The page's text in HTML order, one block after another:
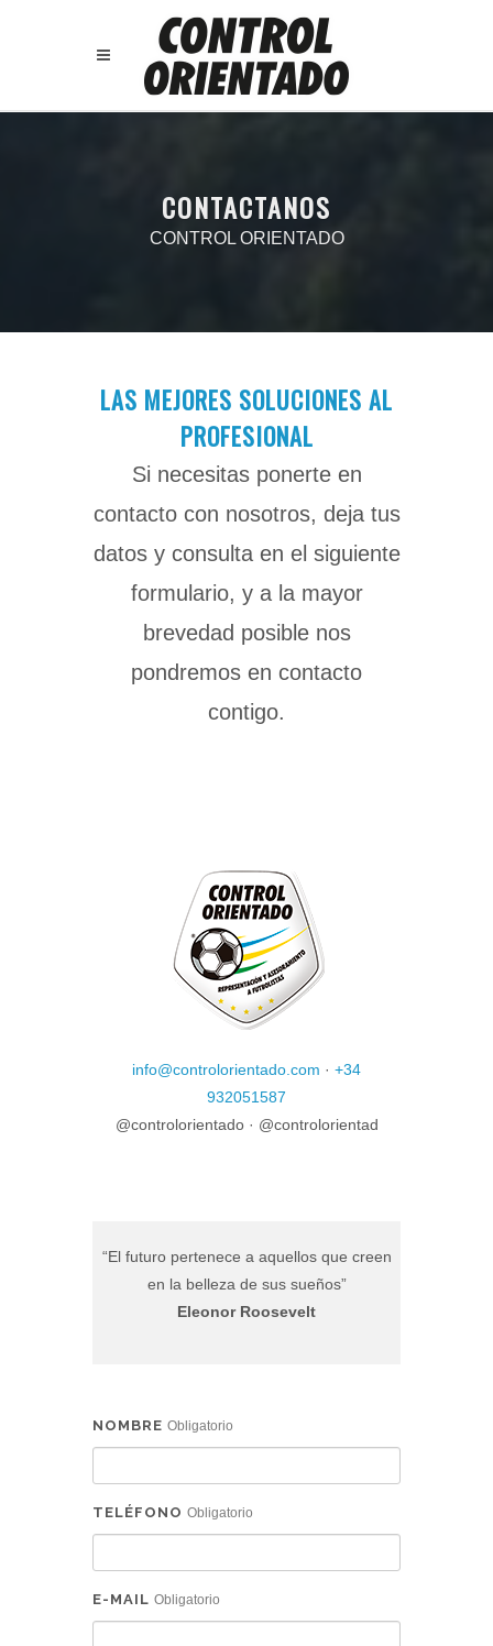
CONTACTANOS
CONTROL ORIENTADO
LAS MEJORES SOLUCIONES AL
PROFESIONAL
Si necesitas ponerte en
contacto con nosotros, deja tus
datos y consulta en el siguiente
formulario, y a la mayor
brevedad posible nos
pondremos en contacto
contigo.
info@controlorientado.com · +34
932051587
@controlorientado · @controlorientad
“El futuro pertenece a aquellos que creen
en la belleza de sus sueños”
Eleonor Roosevelt
NOMBRE Obligatorio
TELÉFONO Obligatorio
E-MAIL Obligatorio